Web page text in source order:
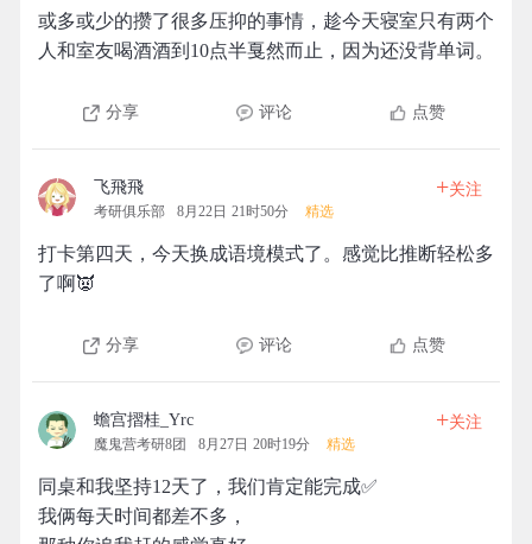
或多或少的攒了很多压抑的事情，趁今天寝室只有两个
人和室友喝酒酒到10点半戛然而止，因为还没背单词。
分享 评论 点赞
飞飛飛
考研俱乐部 8月22日 21时50分 精选
+关注
打卡第四天，今天换成语境模式了。感觉比推断轻松多
了啊👿
分享 评论 点赞
蟾宫摺桂_Yrc
魔鬼营考研8团 8月27日 20时19分 精选
+关注
同桌和我坚持12天了，我们肯定能完成✅
我俩每天时间都差不多，